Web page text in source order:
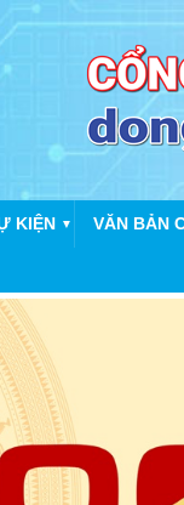
KIỆN ▼ VĂN BẢN